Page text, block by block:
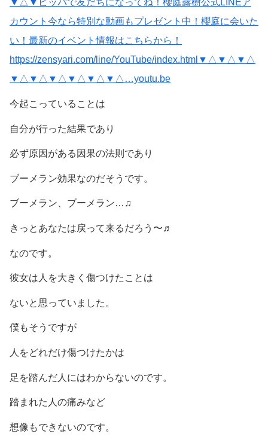
▼△▼ピッパで友だちになってね！櫻庭露樹公式LINEア
カウント今なら特別な動画もプレゼント中！櫻庭に会いた
い！最新のイベント情報はこちらから！
https://zensyari.com/line/YouTube/index.html▼△▼△▼△
▼△▼△▼△▼△▼△▼△…youtu.be
今起こっていることは
自分が行った結果であり
必ず原因がある因果の法則であり
ブーメラン効果なのだそうです。
ブーメラン、ブーメラン…♫
きっとあなたは戻って来るだろう〜♬
なのです。
彼女は人を大きく傷つけたことは
ないと思っていました。
僕もそうですが
人をどれだけ傷つけたかは
足を踏んだ人にはわからないのです。
踏まれた人の痛みなど
想像もできないのです。